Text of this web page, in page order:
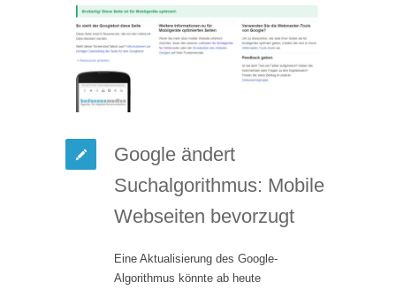
Google ändert
Suchalgorithmus: Mobile
Webseiten bevorzugt
Eine Aktualisierung des Google-
Algorithmus könnte ab heute